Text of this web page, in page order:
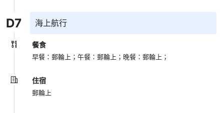
D7 海上航行
餐食
早餐：郵輪上；午餐：郵輪上； 晚餐：郵輪上；
住宿
郵輪上